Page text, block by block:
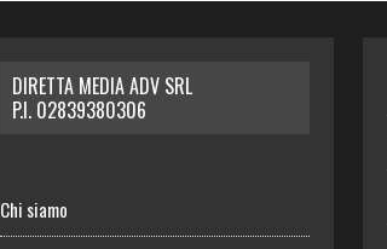
DIRETTA MEDIA ADV SRL
P.I. 02839380306
Chi siamo